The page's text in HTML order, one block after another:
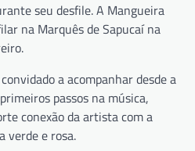
seu desfile. A Mangueira
na Marquês de Sapucaí na
a acompanhar desde a
passos na música,
conexão da artista com a
verde e rosa.